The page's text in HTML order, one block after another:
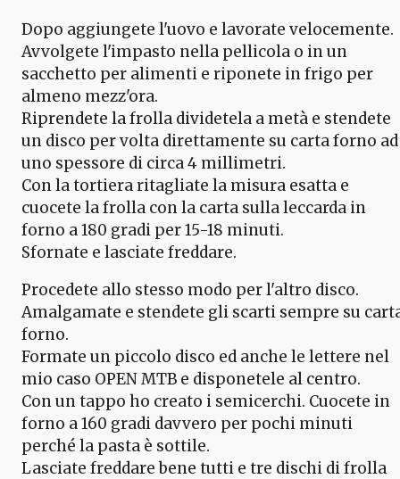
Dopo aggiungete l'uovo e lavorate velocemente.
Avvolgete l'impasto nella pellicola o in un
sacchetto per alimenti e riponete in frigo per
almeno mezz'ora.
Riprendete la frolla dividetela a metà e stendete
un disco per volta direttamente su carta forno ad
uno spessore di circa 4 millimetri.
Con la tortiera ritagliate la misura esatta e
cuocete la frolla con la carta sulla leccarda in
forno a 180 gradi per 15-18 minuti.
Sfornate e lasciate freddare.
Procedete allo stesso modo per l'altro disco.
Amalgamate e stendete gli scarti sempre su
forno.
Formate un piccolo disco ed anche le lettere nel
mio caso OPEN MTB e disponetele al centro.
Con un tappo ho creato i semicerchi. Cuocete in
forno a 160 gradi davvero per pochi minuti
perché la pasta è sottile.
Lasciate freddare bene tutti e tre dischi di frolla